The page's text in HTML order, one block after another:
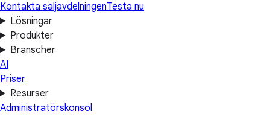
Kontakta säljavdelningenTesta nu
Lösningar
Produkter
Branscher
AI
Priser
Resurser
Administratörskonsol